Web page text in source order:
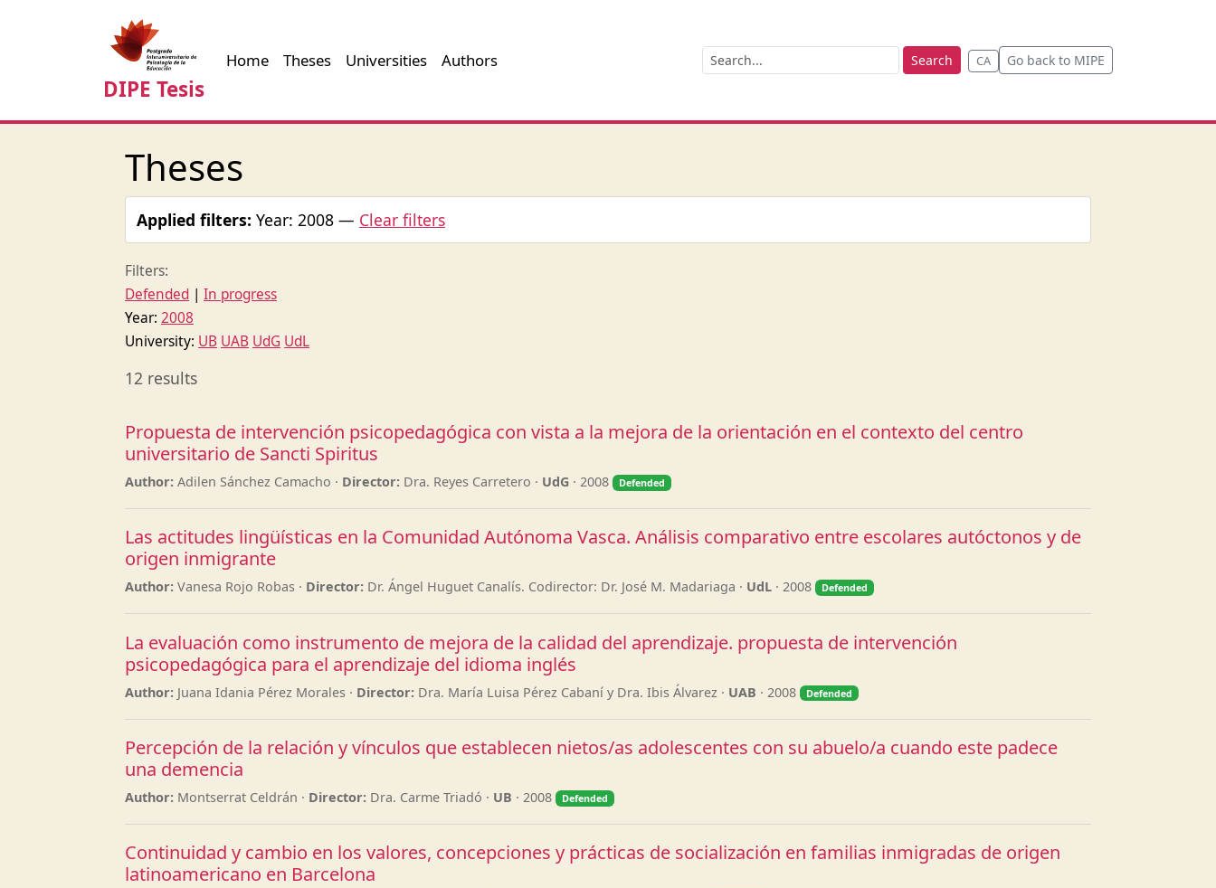
DIPE Tesis
Home Theses Universities Authors Search CA Go back to MIPE
Theses
Applied filters: Year: 2008 — Clear filters
Filters:
Defended | In progress
Year: 2008
University: UB UAB UdG UdL
12 results
Propuesta de intervención psicopedagógica con vista a la mejora de la orientación en el contexto del centro
universitario de Sancti Spiritus
Author: Adilen Sánchez Camacho · Director: Dra. Reyes Carretero · UdG · 2008 Defended
Las actitudes lingüísticas en la Comunidad Autónoma Vasca. Análisis comparativo entre escolares autóctonos y de
origen inmigrante
Author: Vanesa Rojo Robas · Director: Dr. Ángel Huguet Canalís. Codirector: Dr. José M. Madariaga · UdL · 2008 Defended
La evaluación como instrumento de mejora de la calidad del aprendizaje. propuesta de intervención
psicopedagógica para el aprendizaje del idioma inglés
Author: Juana Idania Pérez Morales · Director: Dra. María Luisa Pérez Cabaní y Dra. Ibis Álvarez · UAB · 2008 Defended
Percepción de la relación y vínculos que establecen nietos/as adolescentes con su abuelo/a cuando este padece
una demencia
Author: Montserrat Celdrán · Director: Dra. Carme Triadó · UB · 2008 Defended
Continuidad y cambio en los valores, concepciones y prácticas de socialización en familias inmigradas de origen
latinoamericano en Barcelona